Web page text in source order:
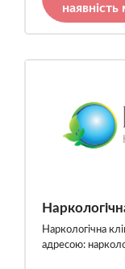
наявність
Наркологічна
адресою: